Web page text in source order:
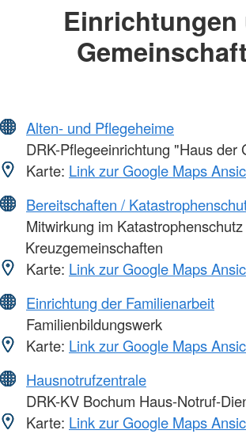
Einrichtungen
Alten- und Pflegeheime
DRK-Pflegeeinrichtung "Haus der
Karte: Link zur Google Maps
Bereitschaften /
Mitwirkung im
Kreuzgemeinschaften
Karte: Link zur Google Maps
Einrichtung der Familienarbeit
Familienbildungswerk
Karte: Link zur Google Maps
Hausnotrufzentrale
DRK-KV Bochum Haus-Notruf-
Karte: Link zur Google Maps